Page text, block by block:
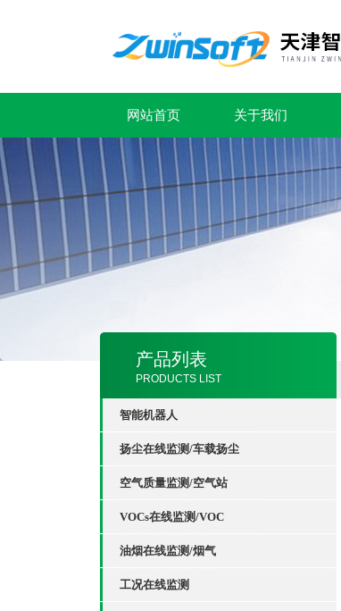
网站首页 关于我们
产品列表
PRODUCTS LIST
智能机器人
扬尘在线监测/车载扬尘
空气质量监测/空气站
VOCs在线监测/VOC
油烟在线监测/烟气
工况在线监测